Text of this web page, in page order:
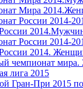
Мира
России 2014-
России 2014-
2014.
чемпионат
лига 2015
Гран-При 2015